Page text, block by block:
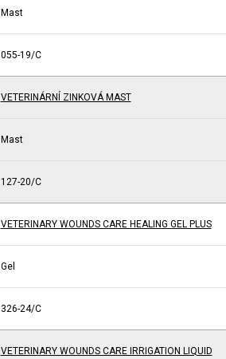
Mast
055-19/C
VETERINÁRNÍ ZINKOVÁ MAST
Mast
127-20/C
VETERINARY WOUNDS CARE HEALING GEL PLUS
Gel
326-24/C
VETERINARY WOUNDS CARE IRRIGATION LIQUID